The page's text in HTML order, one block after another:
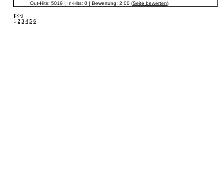
Out-Hits: 5019 | In-Hits: 0 | Bewertung: 2.00 (Seite bewerten)
[>>]
1 2 3 4 5 6